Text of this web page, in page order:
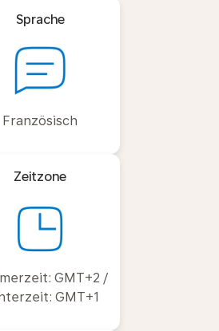
Sprache
Französisch
Zeitzone
GMT+2 /
GMT+1